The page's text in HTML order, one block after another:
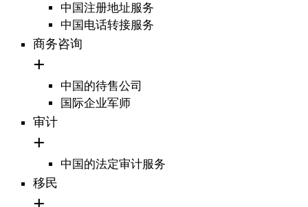
中国注册地址服务
中国电话转接服务
商务咨询
中国的待售公司
国际企业军师
审计
中国的法定审计服务
移民